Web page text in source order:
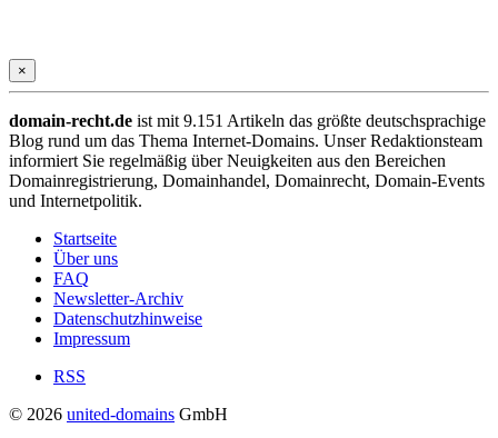
×
domain-recht.de ist mit 9.151 Artikeln das größte deutschsprachige
Blog rund um das Thema Internet-Domains. Unser Redaktionsteam
informiert Sie regelmäßig über Neuigkeiten aus den Bereichen
Domainregistrierung, Domainhandel, Domainrecht, Domain-Events
und Internetpolitik.
Startseite
Über uns
FAQ
Newsletter-Archiv
Datenschutzhinweise
Impressum
RSS
© 2026 united-domains GmbH